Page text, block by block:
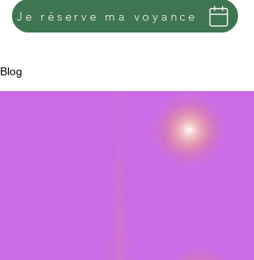
Je réserve ma voyance
Blog